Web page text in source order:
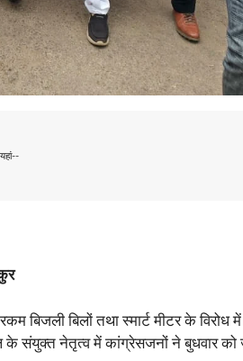
बिजली बिलों तथा स्मार्ट मीटर के विरोध
के संयुक्त नेतृत्व में कांग्रेसजनों ने बुधवार को